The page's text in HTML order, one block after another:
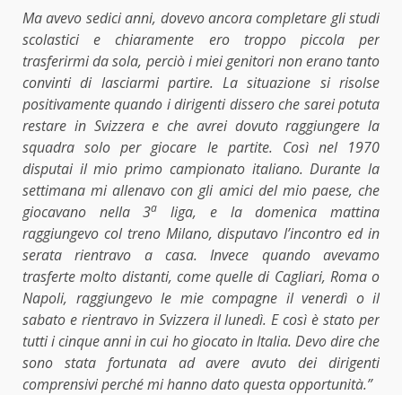
Ma avevo sedici anni, dovevo ancora completare gli studi
scolastici e chiaramente ero troppo piccola per
trasferirmi da sola, perciò i miei genitori non erano tanto
convinti di lasciarmi partire. La situazione si risolse
positivamente quando i dirigenti dissero che sarei potuta
restare in Svizzera e che avrei dovuto raggiungere la
squadra solo per giocare le partite. Così nel 1970
disputai il mio primo campionato italiano. Durante la
settimana mi allenavo con gli amici del mio paese, che
giocavano nella 3a
liga, e la domenica mattina
raggiungevo col treno Milano, disputavo l’incontro ed in
serata rientravo a casa. Invece quando avevamo
trasferte molto distanti, come quelle di Cagliari, Roma o
Napoli, raggiungevo le mie compagne il venerdì o il
sabato e rientravo in Svizzera il lunedì. E così è stato per
tutti i cinque anni in cui ho giocato in Italia. Devo dire che
sono stata fortunata ad avere avuto dei dirigenti
comprensivi perché mi hanno dato questa opportunità.”